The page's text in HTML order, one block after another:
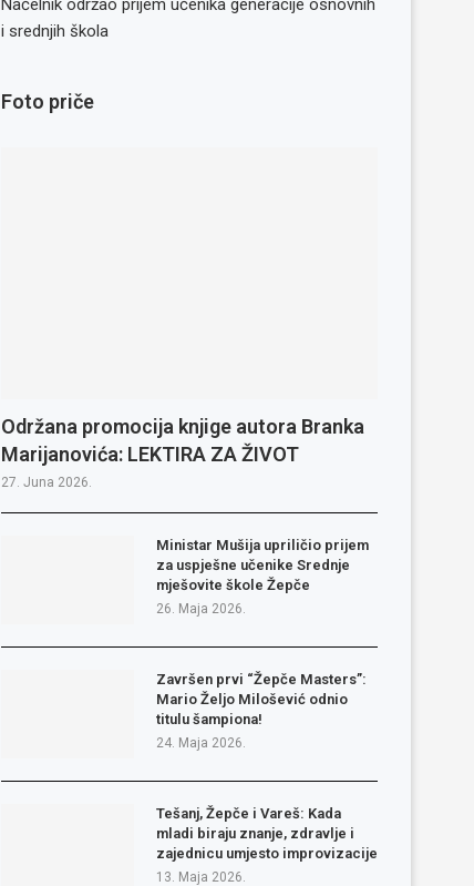
Načelnik održao prijem učenika generacije osnovnih
i srednjih škola
Foto priče
Održana promocija knjige autora Branka
Marijanovića: LEKTIRA ZA ŽIVOT
27. Juna 2026.
Ministar Mušija upriličio prijem
za uspješne učenike Srednje
mješovite škole Žepče
26. Maja 2026.
Završen prvi “Žepče Masters”:
Mario Željo Milošević odnio
titulu šampiona!
24. Maja 2026.
Tešanj, Žepče i Vareš: Kada
mladi biraju znanje, zdravlje i
zajednicu umjesto improvizacije
13. Maja 2026.